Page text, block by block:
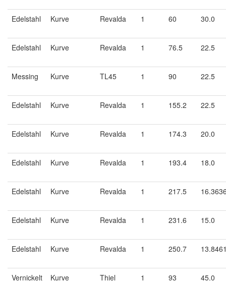
Edelstahl Kurve Revalda 1 60 30.0
Edelstahl Kurve Revalda 1 76.5 22.5
Messing Kurve TL45 1 90 22.5
Edelstahl Kurve Revalda 1 155.2 22.5
Edelstahl Kurve Revalda 1 174.3 20.0
Edelstahl Kurve Revalda 1 193.4 18.0
Edelstahl Kurve Revalda 1 217.5
Edelstahl Kurve Revalda 1 231.6 15.0
Edelstahl Kurve Revalda 1 250.7
Vernickelt Kurve Thiel 1 93 45.0